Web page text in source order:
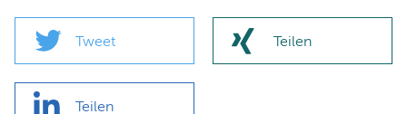
Tweet Teilen
Teilen